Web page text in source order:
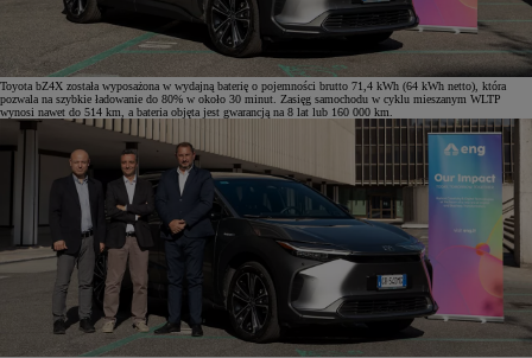
Toyota bZ4X została wyposażona w wydajną baterię o pojemności brutto 71,4 kWh (64 kWh netto), która
pozwala na szybkie ładowanie do 80% w około 30 minut. Zasięg samochodu w cyklu mieszanym WLTP
wynosi nawet do 514 km, a bateria objęta jest gwarancją na 8 lat lub 160 000 km.